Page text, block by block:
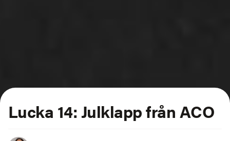
Lucka 14: Julklapp från ACO